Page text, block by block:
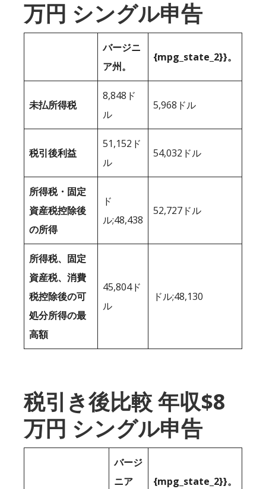
万円 シングル申告
バージニ
ア州。
{mpg_state_2}}。
未払所得税
8,848ド
ル
5,968ドル
税引後利益
51,152ド
ル
54,032ドル
所得税・固定
資産税控除後
の所得
ド
ル;48,438
52,727ドル
所得税、固定
資産税、消費
税控除後の可
処分所得の最
高額
45,804ド
ル
ドル;48,130
税引き後比較 年収$8
万円 シングル申告
バージ
ニア
{mpg_state_2}}。